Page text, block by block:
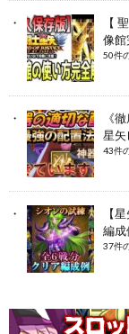
【
像館
50件
《
星矢
43件
【
編成
37件